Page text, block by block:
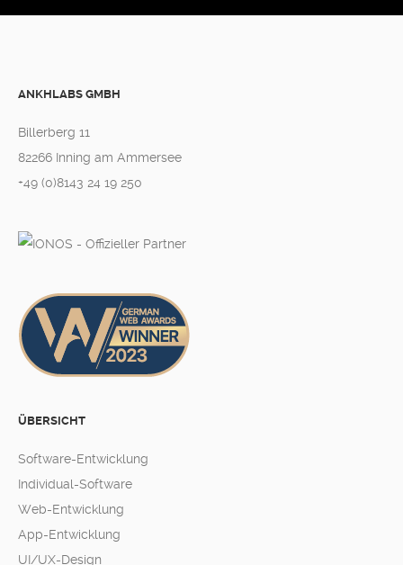
ANKHLABS GMBH
Billerberg 11
82266 Inning am Ammersee
+49 (0)8143 24 19 250
ÜBERSICHT
Software-Entwicklung
Individual-Software
Web-Entwicklung
App-Entwicklung
UI/UX-Design